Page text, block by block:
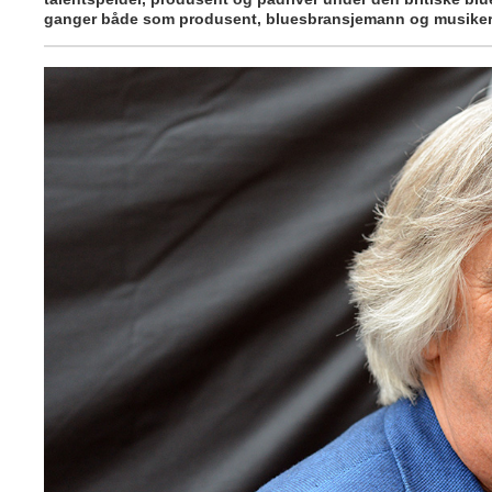
ganger både som produsent, bluesbransjemann og